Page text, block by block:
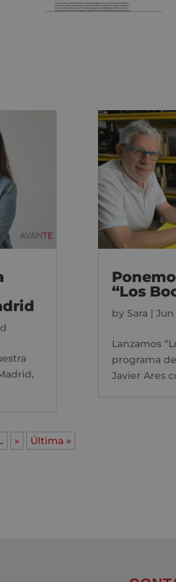
“Los
by Sara | Jun
Lanzamos
programa
Javier Ares
» Última »